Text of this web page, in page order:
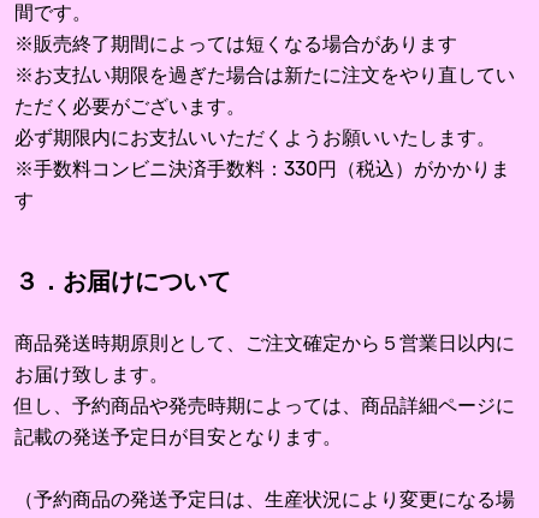
間です。
※販売終了期間によっては短くなる場合があります
※お支払い期限を過ぎた場合は新たに注文をやり直してい
ただく必要がございます。
必ず期限内にお支払いいただくようお願いいたします。
※手数料コンビニ決済手数料：330円（税込）がかかりま
す
３．お届けについて
商品発送時期原則として、ご注文確定から５営業日以内に
お届け致します。
但し、予約商品や発売時期によっては、商品詳細ページに
記載の発送予定日が目安となります。
（予約商品の発送予定日は、生産状況により変更になる場